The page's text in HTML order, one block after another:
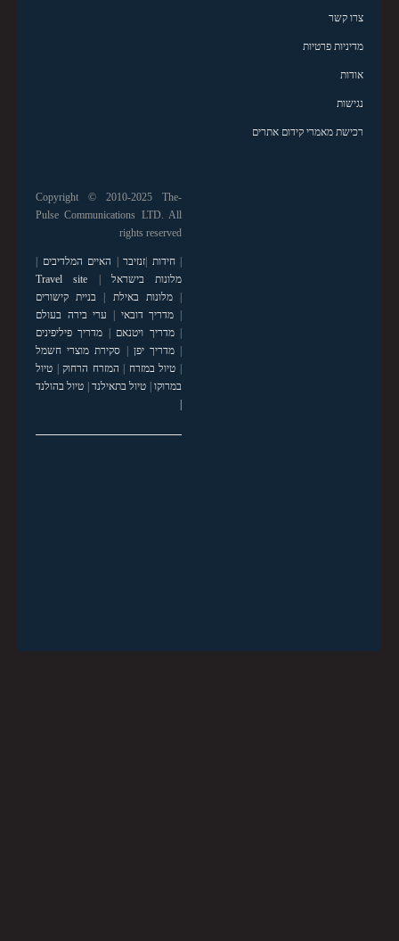
צרו קשר
מדיניות פרטיות
אודות
נגישות
רכישת מאמרי קידום אתרים
Copyright © 2010-2025 The-
Pulse Communications LTD. All
rights reserved
|חידות זנזיבר האיים המלדיבים
מלונות בישראל
Travel site
|מלונות באילת
בניית קישורים
מדריך דובאי
ערי בירה בעולם
|מדריך ויטנאם
מדריך פיליפינים
|מדריך יפן
סקירת מוצרי חשמל
טיול במזרח המזרח הרחוק| טיול
במרוקו| טיול בתאילנד| טיול בהולנד